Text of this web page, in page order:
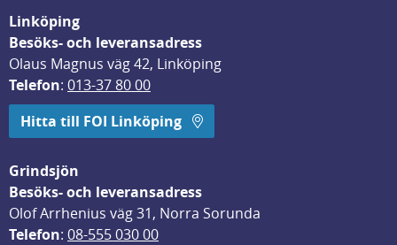
Linköping
Besöks- och leveransadress
Olaus Magnus väg 42, Linköping
Telefon: 013-37 80 00
Hitta till FOI Linköping
Grindsjön
Besöks- och leveransadress
Olof Arrhenius väg 31, Norra Sorunda
Telefon: 08-555 030 00